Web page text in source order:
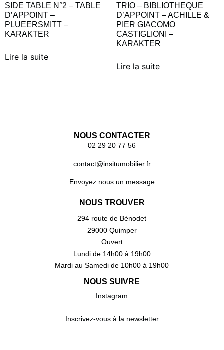
SIDE TABLE N°2 – TABLE
D’APPOINT –
PLUEERSMITT –
KARAKTER
Lire la suite
TRIO – BIBLIOTHEQUE
D’APPOINT – ACHILLE &
PIER GIACOMO
CASTIGLIONI –
KARAKTER
Lire la suite
NOUS CONTACTER
02 29 20 77 56
contact@insitumobilier.fr
Envoyez nous un message
NOUS TROUVER
294 route de Bénodet
29000 Quimper
Ouvert
Lundi de 14h00 à 19h00
Mardi au Samedi de 10h00 à 19h00
NOUS SUIVRE
Instagram
Inscrivez-vous à la newsletter